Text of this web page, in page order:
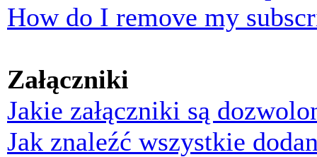
How do I remove my
Załączniki
Jakie załączniki są
Jak znaleźć wszystkie